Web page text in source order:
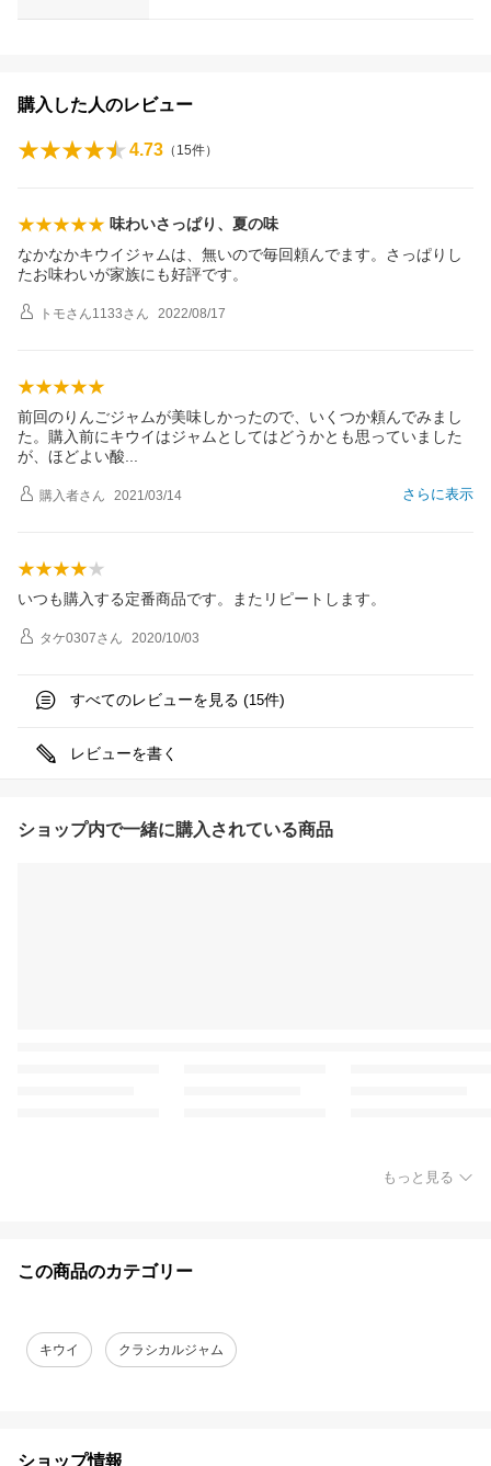
購入した人のレビュー
4.73 （ 15件）
味わいさっぱり、夏の味
なかなかキウイジャムは、無いので毎回頼んでます。さっぱりし
たお味わいが家族にも好評です。
トモさん1133さん 2022/08/17
前回のりんごジャムが美味しかったので、いくつか頼んでみまし
た。購入前にキウイはジャムとしてはどうかとも思っていました
が、ほどよい酸
さらに表示
購入者さん 2021/03/14
いつも購入する定番商品です。またリピートします。
タケ0307さん 2020/10/03
すべてのレビューを見る (15件)
レビューを書く
ショップ内で一緒に購入されている商品
もっと見る
この商品のカテゴリー
キウイ クラシカルジャム
ショップ情報